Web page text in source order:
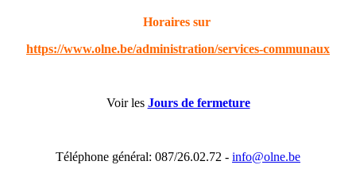
Horaires sur
https://www.olne.be/administration/services-communaux
Voir les Jours de fermeture
Téléphone général: 087/26.02.72 - info@olne.be